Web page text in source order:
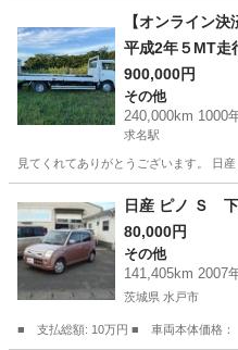
京成臼井駅 ノ
【オンライン
平成2年５MT走
キロ積載量2150
税リサイクル込
900,000円
その他
240,000km 1000
求名駅
見てくれてありがとうございます。 日
求名駅 その他
日産 ピノ Ｓ 下
80,000円
その他
141,405km 2007
茨城県 水戸市
■ 支払総額: 10万円 ■ 車両本体価格